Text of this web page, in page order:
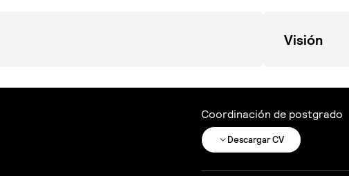
Visión
Coordinación de postgrado
Descargar CV